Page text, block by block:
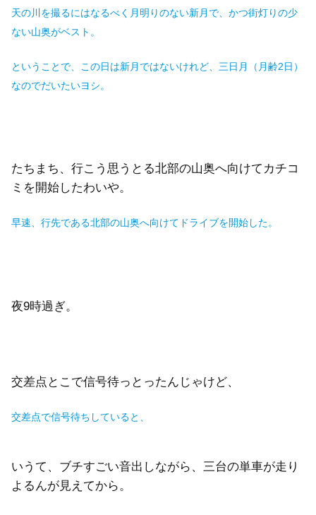
天の川を撮るにはなるべく月明りのない新月で、かつ街灯りの少
ない山奥がベスト。
ということで、この日は新月ではないけれど、三日月（月齢2日）
なのでだいたいヨシ。
たちまち、行こう思うとる北部の山奥へ向けてカチコ
ミを開始したわいや。
早速、 行先である北部の山奥へ向けてドライブを開始した。
夜9時過ぎ。
交差点とこで信号待っとったんじゃけど、
交差点で信号待ちしていると、
いうて、ブチすごい音出しながら、三台の単車が走り
よるんが見えてから。